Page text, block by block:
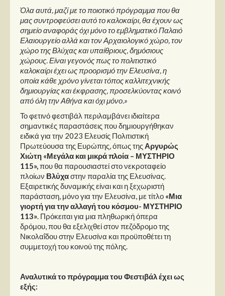
Όλα αυτά, μαζί με το ποιοτικό πρόγραμμα που θα
μας συντροφεύσει αυτό το καλοκαίρι, θα έχουν ως
σημείο αναφοράς όχι μόνο το εμβληματικό Παλαιό
Ελαιουργείο αλλά και τον Αρχαιολογικό χώρο, τον
χώρο της Βλύχας και υπαίθριους, δημόσιους
χώρους. Είναι γεγονός πως το πολιτιστικό
καλοκαίρι έχει ως προορισμό την Ελευσίνα, η
οποία κάθε χρόνο γίνεται τόπος καλλιτεχνικής
δημιουργίας και έκφρασης, προσελκύοντας κοινό
από όλη την Αθήνα και όχι μόνο.»
Το φετινό φεστιβάλ περιλαμβάνει ιδιαίτερα
σημαντικές παραστάσεις που δημιουργήθηκαν
ειδικά για την 2023 Ελευσίς Πολιτιστική
Πρωτεύουσα της Ευρώπης, όπως τηςΑργυρώς
Χιώτη «Μεγάλα και μικρά πλοία – ΜΥΣΤΗΡΙΟ
115»,που θα παρουσιαστεί στο νεκροταφείο
πλοίων Βλύχαστην παραλία της Ελευσίνας.
Εξαιρετικής δυναμικής είναι και η ξεχωριστή
παράσταση, μόνο για την Ελευσίνα, με τίτλο «Μια
γιορτή για την αλλαγή του κόσμου- ΜΥΣΤΗΡΙΟ
113». Πρόκειται για μια πληθωρική όπερα
δρόμου, που θα εξελιχθεί στον πεζόδρομο της
Νικολαΐδου στην Ελευσίνα και προϋποθέτει τη
συμμετοχή του κοινού της πόλης.
Αναλυτικά το πρόγραμμα του Φεστιβάλ έχει ως
εξής: